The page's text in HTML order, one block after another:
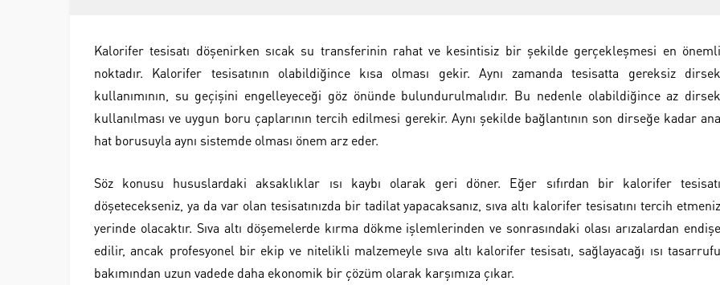
Kalorifer tesisatı döşenirken sıcak su transferinin rahat ve kesintisiz bir şekilde gerçekleşmesi en önemli
noktadır. Kalorifer tesisatının olabildiğince kısa olması gekir. Aynı zamanda tesisatta gereksiz dirsek
kullanımının, su geçişini engelleyeceği göz önünde bulundurulmalıdır. Bu nedenle olabildiğince az dirsek
kullanılması ve uygun boru çaplarının tercih edilmesi gerekir. Aynı şekilde bağlantının son dirseğe kadar ana
hat borusuyla aynı sistemde olması önem arz eder.
Söz konusu hususlardaki aksaklıklar ısı kaybı olarak geri döner. Eğer sıfırdan bir kalorifer tesisatı
döşetecekseniz, ya da var olan tesisatınızda bir tadilat yapacaksanız, sıva altı kalorifer tesisatını tercih etmeniz
yerinde olacaktır. Sıva altı döşemelerde kırma dökme işlemlerinden ve sonrasındaki olası arızalardan endişe
edilir, ancak profesyonel bir ekip ve nitelikli malzemeyle sıva altı kalorifer tesisatı, sağlayacağı ısı tasarrufu
bakımından uzun vadede daha ekonomik bir çözüm olarak karşımıza çıkar.